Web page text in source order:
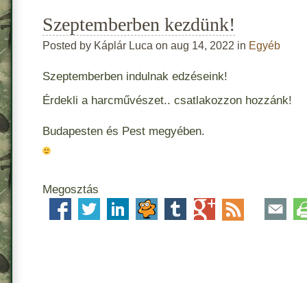
Szeptemberben kezdünk!
Posted by Káplár Luca on aug 14, 2022 in Egyéb
Szeptemberben indulnak edzéseink!
Érdekli a harcművészet.. csatlakozzon hozzánk!
Budapesten és Pest megyében.
Megosztás